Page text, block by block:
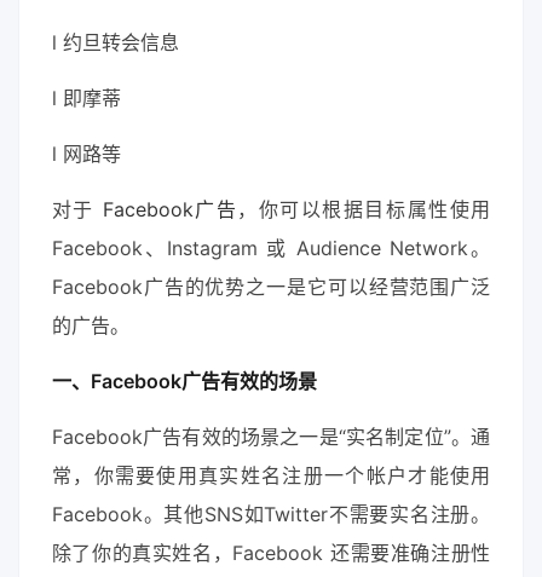
l 约旦转会信息
l 即摩蒂
l 网路等
对于 Facebook广告 ，你可以根据目标属性使用
Facebook、Instagram 或 Audience Network。
Facebook广告的优势之一是它可以经营范围广泛
的广告。
一、Facebook广告有效的场景
Facebook广告有效的场景之一是“实名制定位”。通
常，你需要使用真实姓名注册一个帐户才能使用
Facebook。其他SNS如Twitter不需要实名注册。
除了你的真实姓名，Facebook 还需要准确注册性